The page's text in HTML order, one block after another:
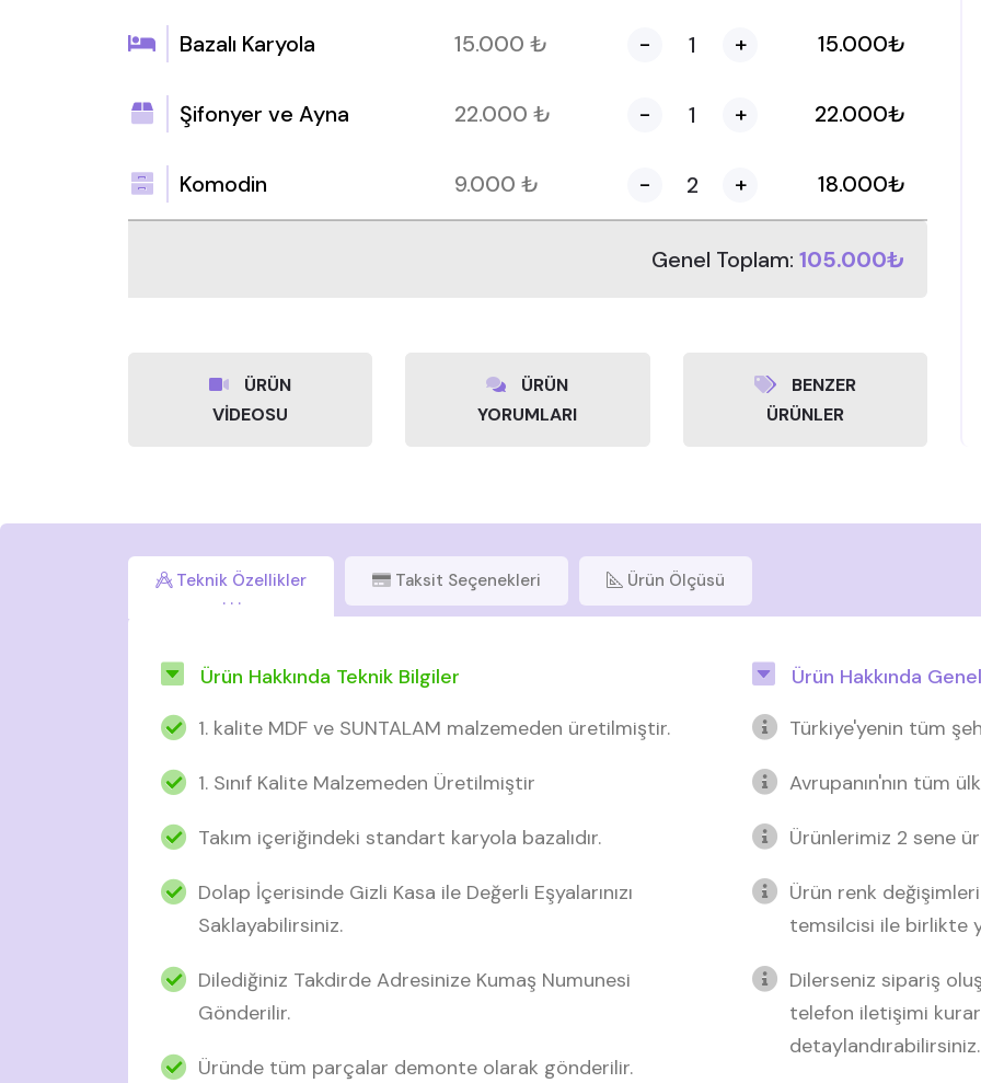
Bazalı Karyola 15.000 ₺ - + 15.000₺
Şifonyer ve Ayna 22.000 ₺ - + 22.000₺
Komodin 9.000 ₺ - + 18.000₺
Genel Toplam: 105.000₺
ÜRÜN
VİDEOSU
ÜRÜN
YORUMLARI
BENZER
ÜRÜNLER
Teknik Özellikler Taksit Seçenekleri Ürün Ölçüsü
Ürün Hakkında Teknik Bilgiler
1. kalite MDF ve SUNTALAM malzemeden üretilmiştir.
1. Sınıf Kalite Malzemeden Üretilmiştir
Takım içeriğindeki standart karyola bazalıdır.
Dolap İçerisinde Gizli Kasa ile Değerli Eşyalarınızı
Saklayabilirsiniz.
Dilediğiniz Takdirde Adresinize Kumaş Numunesi
Gönderilir.
Üründe tüm parçalar demonte olarak gönderilir.
Ürün Hakkında
Türkiye'yenin tüm
Avrupanın'nın tüm
Ürünlerimiz 2 sene
Ürün renk
temsilcisi ile birlikte
Dilerseniz sipariş
telefon iletişimi
detaylandırabilirsiniz.